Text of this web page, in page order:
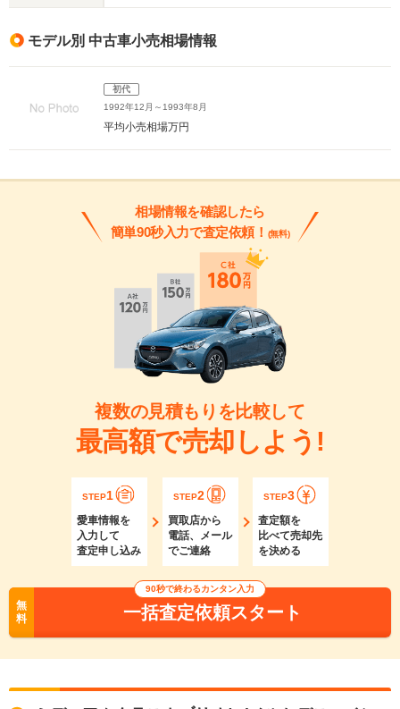
モデル別 中古車小売相場情報
初代
1992年12月～1993年8月
平均小売相場万円
相場情報を確認したら
簡単90秒入力で査定依頼！ (無料)
複数の見積もりを比較して
最高額で売却しよう!
STEP1
愛車情報を
入力して
査定申し込み
STEP2
買取店から
電話、メール
でご連絡
STEP3
査定額を
比べて売却先
を決める
無
料
90秒で終わるカンタン入力
一括査定依頼スタート